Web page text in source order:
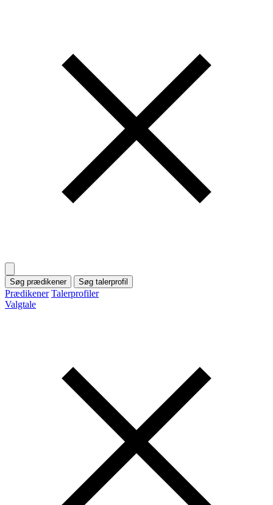
Søg prædikener Søg talerprofil
Prædikener Talerprofiler
Valgtale